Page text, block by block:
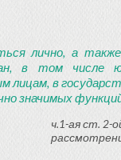
лично, а
в том числе
лицам, в
значимых
ч.1-ая ст. 2-